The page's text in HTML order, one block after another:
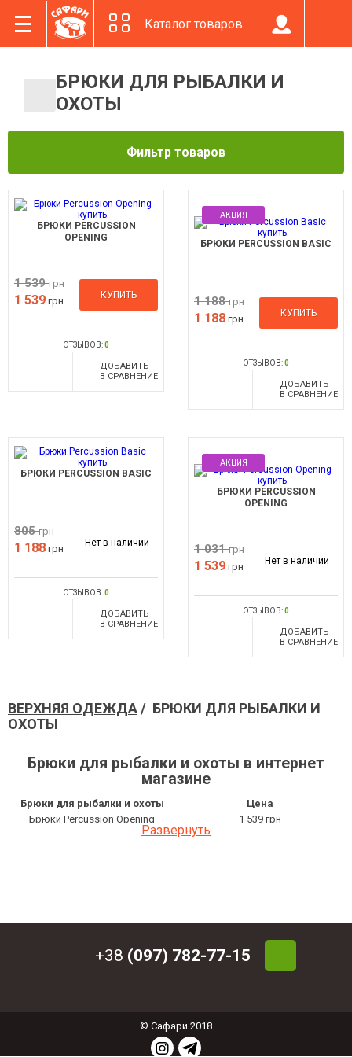
Каталог товаров
БРЮКИ ДЛЯ РЫБАЛКИ И
ОХОТЫ
Фильтр товаров
БРЮКИ PERCUSSION
OPENING
1 539грн
1 539 грн
КУПИТЬ
ОТЗЫВОВ:0
ДОБАВИТЬ
В СРАВНЕНИЕ
АКЦИЯ
БРЮКИ PERCUSSION BASIC
1 188грн
1 188 грн
КУПИТЬ
ОТЗЫВОВ:0
ДОБАВИТЬ
В СРАВНЕНИЕ
БРЮКИ PERCUSSION BASIC
805грн
1 188 грн
Нет в наличии
ОТЗЫВОВ:0
ДОБАВИТЬ
В СРАВНЕНИЕ
АКЦИЯ
БРЮКИ PERCUSSION
OPENING
1 031грн
1 539 грн
Нет в наличии
ОТЗЫВОВ:0
ДОБАВИТЬ
В СРАВНЕНИЕ
ВЕРХНЯЯ ОДЕЖДА/ БРЮКИ ДЛЯ РЫБАЛКИ И
ОХОТЫ
Брюки для рыбалки и охоты в интернет
магазине
Брюки для рыбалки и охоты
Цена
Брюки Percussion Opening
1 539 грн
Брюки Percussion BasicРазвернуть
+38 (097) 782-77-15
© Сафари 2018